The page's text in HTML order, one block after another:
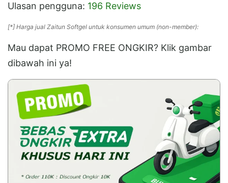
Ulasan pengguna: 196 Reviews
[*] Harga jual Zaitun Softgel untuk konsumen umum (non-member):
Mau dapat PROMO FREE ONGKIR? Klik gambar
dibawah ini ya!